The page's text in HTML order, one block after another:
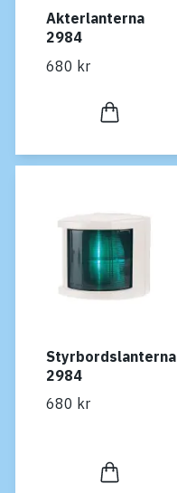
Akterlanterna
2984
680 kr
Styrbordslanterna
2984
680 kr